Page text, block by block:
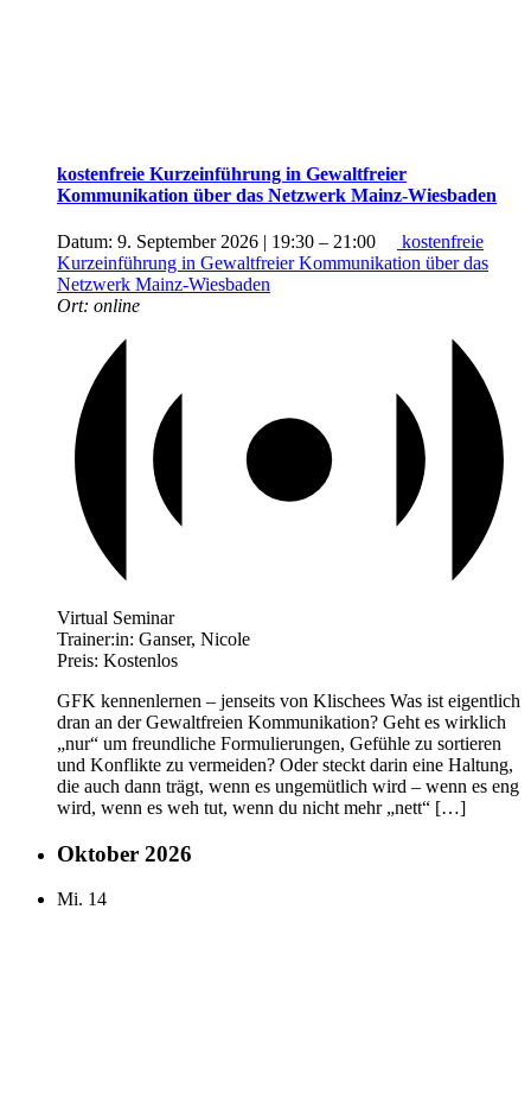
kostenfreie Kurzeinführung in Gewaltfreier
Kommunikation über das Netzwerk Mainz-Wiesbaden
Datum: 9. September 2026 | 19:30 – 21:00
kostenfreie
Kurzeinführung in Gewaltfreier Kommunikation über das
Netzwerk Mainz-Wiesbaden
Ort: online
Virtual Seminar
Trainer:in: Ganser, Nicole
Preis: Kostenlos
GFK kennenlernen – jenseits von Klischees Was ist eigentlich
dran an der Gewaltfreien Kommunikation? Geht es wirklich
„nur“ um freundliche Formulierungen, Gefühle zu sortieren
und Konflikte zu vermeiden? Oder steckt darin eine Haltung,
die auch dann trägt, wenn es ungemütlich wird – wenn es eng
wird, wenn es weh tut, wenn du nicht mehr „nett“ […]
Oktober 2026
Mi. 14